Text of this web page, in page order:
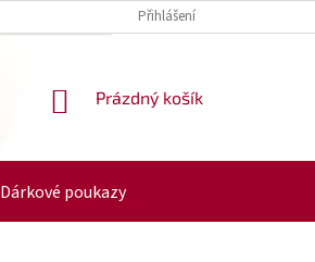
Přihlášení
NÁKUPNÍ
Prázdný košík
Dárkové poukazy